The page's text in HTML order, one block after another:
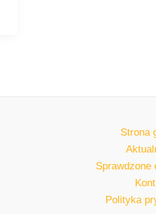
Strona
Sprawdzone
Polityka